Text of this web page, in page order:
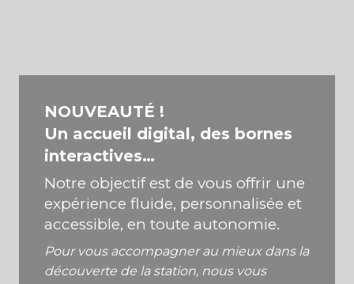
NOUVEAUTÉ !
Un accueil digital, des bornes
interactives…
Notre objectif est de vous offrir une
expérience fluide, personnalisée et
accessible, en toute autonomie.
Pour vous accompagner au mieux dans la
découverte de la station, nous vous